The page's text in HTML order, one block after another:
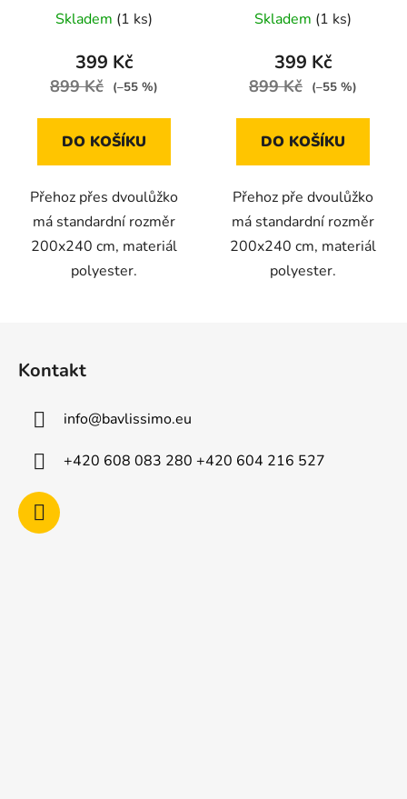
Skladem (1 ks)
399 Kč
899 Kč (–55 %)
DO KOŠÍKU
Přehoz přes dvoulůžko
má standardní rozměr
200x240 cm, materiál
polyester.
Skladem (1 ks)
399 Kč
899 Kč (–55 %)
DO KOŠÍKU
Přehoz pře dvoulůžko
má standardní rozměr
200x240 cm, materiál
polyester.
Kontakt
info@bavlissimo.eu
+420 608 083 280 +420 604 216 527